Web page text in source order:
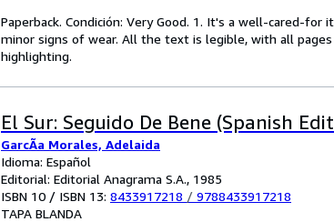
Paperback. Condición: Very Good. 1. It's a well-cared-
minor signs of wear. All the text is legible, with all
highlighting.
El Sur: Seguido De Bene (Spanish
GarcÃa Morales, Adelaida
Idioma: Español
Editorial: Editorial Anagrama S.A., 1985
ISBN 10 / ISBN 13: 8433917218 / 9788433917218
TAPA BLANDA